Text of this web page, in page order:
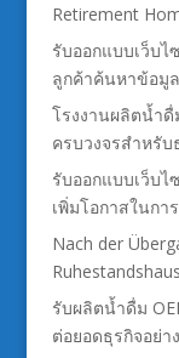
Retirement
รับออกแบบเว็บไ
ลูกค้าค้นหาข้อมู
โรงงานผลิตน้ำ
ครบวงจรสำหรับ
รับออกแบบเว็บไ
เพิ่มโอกาสในกา
Nach der
รับผลิตน้ำดื่ม
ต่อยอดธุรกิจอย่า